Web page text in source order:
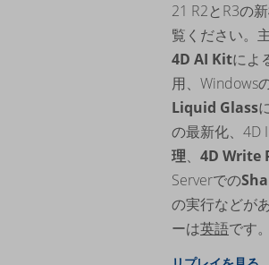
21 R2とR3の
覧ください。
4D AI Kitによ
用、Windows
Liquid Glass
の最新化、4D
理、 4D Write
Serverでの
の実行などが
ーは英語です。